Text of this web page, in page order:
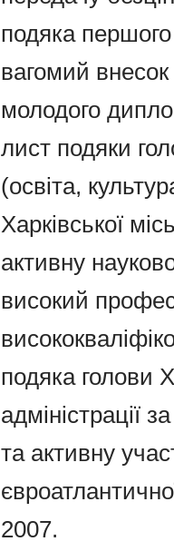
подяка першого
вагомий
молодого
лист подяки
(освіта,
Харківської
активну
високий
подяка голови
адміністрації
та активну
2007.